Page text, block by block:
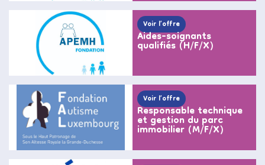
Voir l’offre
Aides-soignants
qualifiés (H/F/X)
Voir l’offre
Responsable technique
et gestion du parc
immobilier (M/F/X)